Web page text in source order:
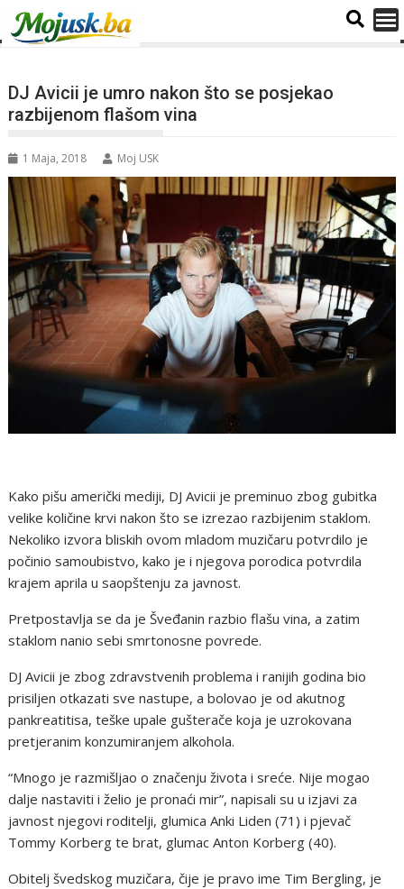
DJ Avicii je umro nakon što se posjekao
razbijenom flašom vina
1 Maja, 2018 Moj USK
Kako pišu američki mediji, DJ Avicii je preminuo zbog gubitka
velike količine krvi nakon što se izrezao razbijenim staklom.
Nekoliko izvora bliskih ovom mladom muzičaru potvrdilo je
počinio samoubistvo, kako je i njegova porodica potvrdila
krajem aprila u saopštenju za javnost.
Pretpostavlja se da je Šveđanin razbio flašu vina, a zatim
staklom nanio sebi smrtonosne povrede.
DJ Avicii je zbog zdravstvenih problema i ranijih godina bio
prisiljen otkazati sve nastupe, a bolovao je od akutnog
pankreatitisa, teške upale gušterače koja je uzrokovana
pretjeranim konzumiranjem alkohola.
“Mnogo je razmišljao o značenju života i sreće. Nije mogao
dalje nastaviti i želio je pronaći mir”, napisali su u izjavi za
javnost njegovi roditelji, glumica Anki Liden (71) i pjevač
Tommy Korberg te brat, glumac Anton Korberg (40).
Obitelj švedskog muzičara, čije je pravo ime Tim Bergling, je